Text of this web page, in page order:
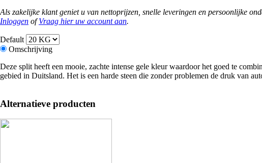
Als zakelijke klant geniet u van nettoprijzen, snelle leveringen en persoonlijke
Inloggen ofVraag hier uw account aan.
Default
Omschrijving
Deze split heeft een mooie, zachte intense gele kleur waardoor het goed te
gebied in Duitsland. Het is een harde steen die zonder problemen de druk van
Alternatieve producten
Image